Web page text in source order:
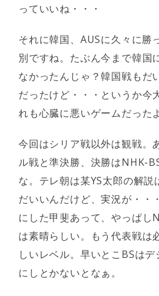
っていいね・・・
それに韓国、AUSに久々に勝
別ですね。たぶん今まで韓国
なかったんじゃ？韓国戦もだ
だったけど・・・というか今
れも心臓に悪いゲームだった
今回はシリア戦以外は観戦。
ル戦と準決勝、決勝はNHK-
な。テレ朝は某YS太郎の解説
だいいんだけど、実況が・・
にした甲斐あって、やっぱし
は素晴らしい。もう代表戦は
しいレベル。早いとこBSは
にしとかないとなぁ。